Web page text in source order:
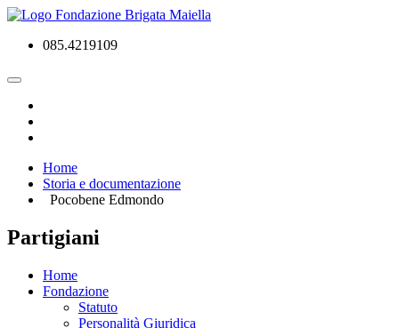
085.4219109
Home
Storia e documentazione
Pocobene Edmondo
Partigiani
Home
Fondazione
Statuto
Personalità Giuridica